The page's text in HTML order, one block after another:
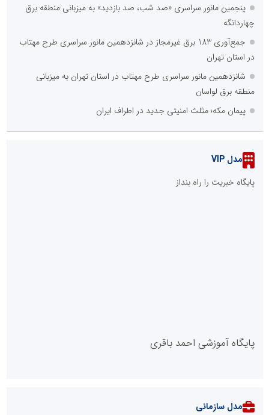
پنجمین مانور سراسری «صد شب، صد بازدید» به میزبانی منطقه برق
چهاردانگه
جمع‌آوری 183 برق غیرمجاز در شانزدهمین مانور سراسری طرح مهتاب
در استان تهران
شانزدهمین مانور سراسری طرح مهتاب در استان تهران به میزبانی
منطقه برق لواسان
پیمان مکه؛ مثلث امنیتی جدید در اطراف ایران
مدل VIP
پایگاه خبریت را راه بنداز
پایگاه آموزشی احمد باقری
مدل سازمانی